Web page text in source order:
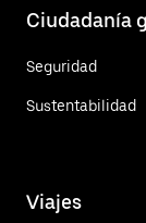
Ciudadanía
Seguridad
Sustentabilidad
Viajes